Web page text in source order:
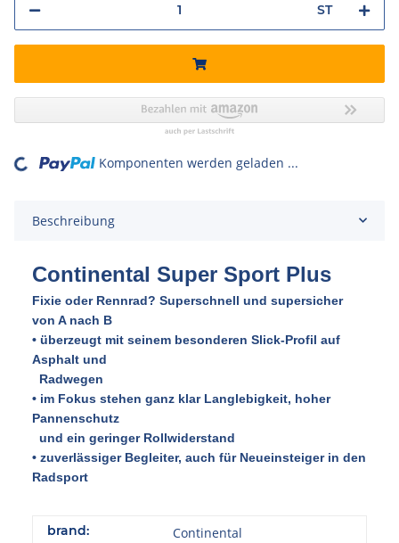
ST
Komponenten werden geladen ...
Beschreibung
Continental Super Sport Plus
Fixie oder Rennrad? Superschnell und supersicher
von A nach B
• überzeugt mit seinem besonderen Slick-Profil auf
Asphalt und
Radwegen
• im Fokus stehen ganz klar Langlebigkeit, hoher
Pannenschutz
und ein geringer Rollwiderstand
• zuverlässiger Begleiter, auch für Neueinsteiger in den
Radsport
brand: Continental